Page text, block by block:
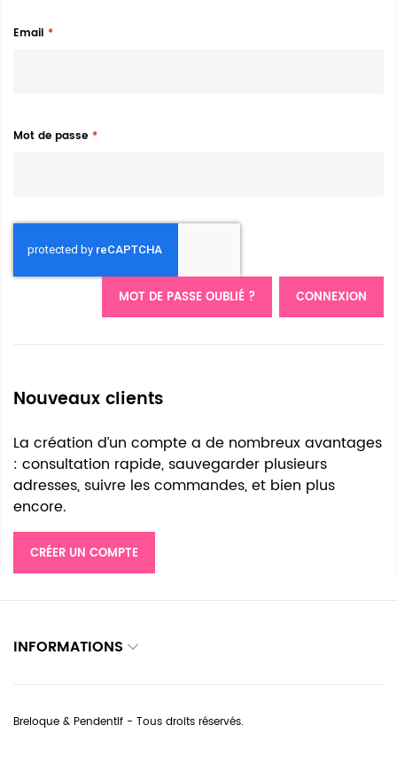
Email
Mot de passe
CONNEXION
MOT DE PASSE OUBLIÉ ?
Nouveaux clients
La création d’un compte a de nombreux avantages
: consultation rapide, sauvegarder plusieurs
adresses, suivre les commandes, et bien plus
encore.
CRÉER UN COMPTE
INFORMATIONS
Breloque & Pendentif - Tous droits réservés.